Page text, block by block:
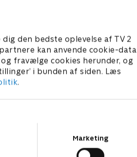
den bedste oplevelse af TV 2
kan anvende cookie-data
fravælge cookies herunder, og
i bunden af siden. Læs
.
Marketing